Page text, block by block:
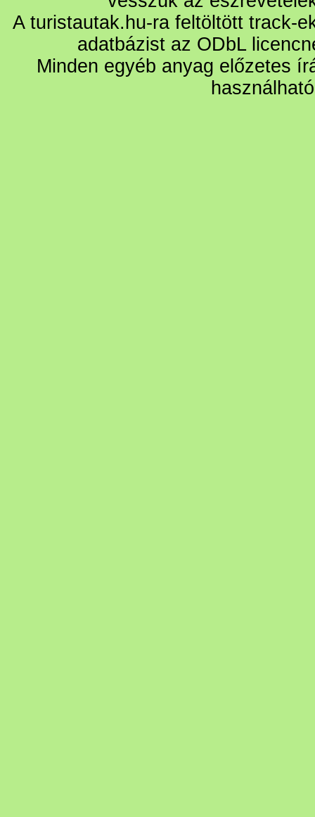
A turistautak.hu-ra feltöltött track-
adatbázist az ODbL
Minden egyéb anyag előzetes